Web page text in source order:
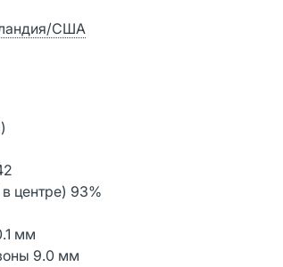
США
центре) 93%
мм
9.0 мм